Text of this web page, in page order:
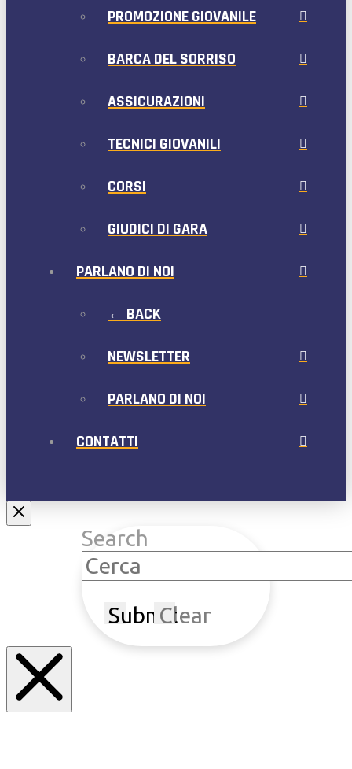
PROMOZIONE GIOVANILE
BARCA DEL SORRISO
ASSICURAZIONI
TECNICI GIOVANILI
CORSI
GIUDICI DI GARA
PARLANO DI NOI
← BACK
NEWSLETTER
PARLANO DI NOI
CONTATTI
Search
SubmitClear